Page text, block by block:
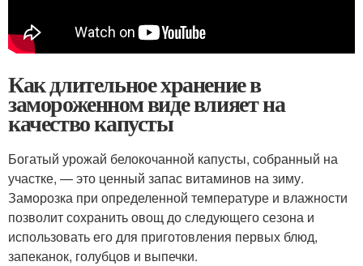
Как длительное хранение в
замороженном виде влияет на
качество капусты
Богатый урожай белокочанной капусты, собранный на
участке, — это ценный запас витаминов на зиму.
Заморозка при определенной температуре и влажности
позволит сохранить овощ до следующего сезона и
использовать его для приготовления первых блюд,
запеканок, голубцов и выпечки.